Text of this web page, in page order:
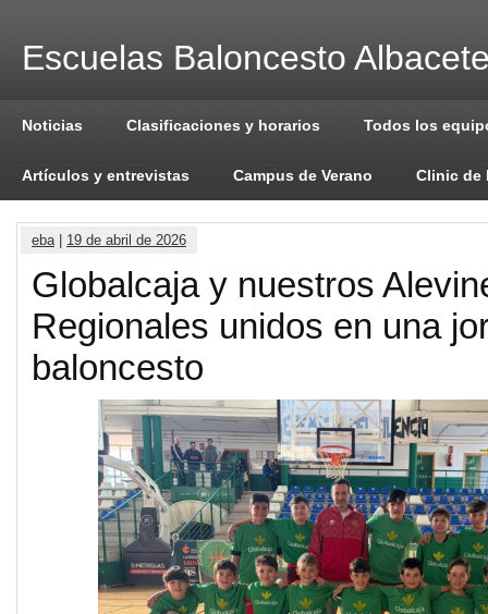
Escuelas Baloncesto
Noticias Clasificaciones y horarios Todos los
Artículos y entrevistas Campus de Verano Clinic de
eba| 19 de abril de 2026
Globalcaja y nuestros
Regionales unidos en una
baloncesto